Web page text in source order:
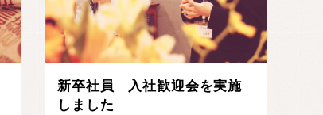
新卒社員 入社歓迎会を実施
しました